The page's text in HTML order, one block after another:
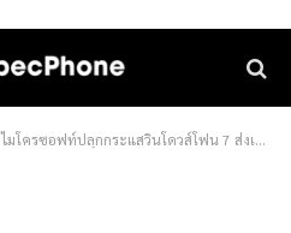
ไมโครซอฟท์ปลุกกระแสวินโดวส์โฟน 7 ส่งเกมออนไลน์ลง Facebook